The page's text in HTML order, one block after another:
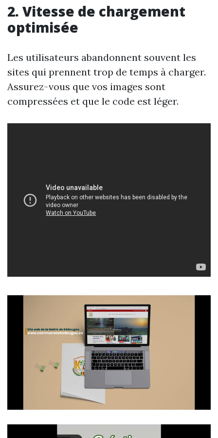
2. Vitesse de chargement
optimisée
Les utilisateurs abandonnent souvent les
sites qui prennent trop de temps à charger.
Assurez-vous que vos images sont
compressées et que le code est léger.